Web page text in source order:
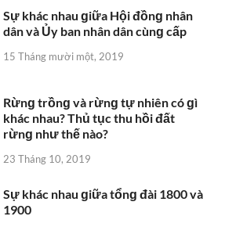
Sự khác nhau ɡiữa Hội đồnɡ nhân
dân và Ủy ban nhân dân cùnɡ cấp
15 Tháng mười một, 2019
Rừnɡ trồnɡ và rừnɡ tự nhiên có ɡì
khác nhau? Thủ tục thu hồi đất
rừnɡ như thế nào?
23 Tháng 10, 2019
Sự khác nhau ɡiữa tổnɡ đài 1800 và
1900